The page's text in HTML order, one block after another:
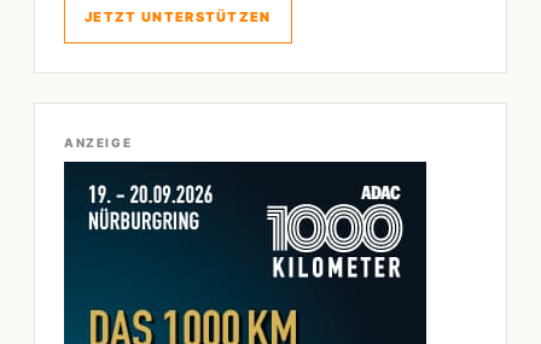
JETZT UNTERSTÜTZEN
ANZEIGE